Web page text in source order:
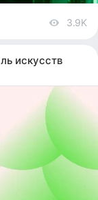
3.9K
искусств